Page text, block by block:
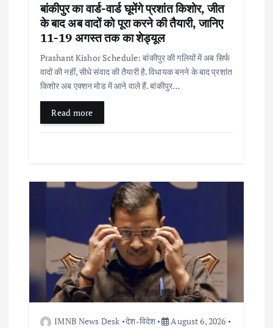
बांकीपुर का वार्ड-वार्ड घूमेंगे प्रशांत किशोर, जीत
के बाद अब वादों को पूरा करने की तैयारी, जानिए
11-19 अगस्त तक का शेड्यूल
Prashant Kishor Schedule: बांकीपुर की गलियों में अब सिर्फ
वादों की नहीं, सीधे संवाद की तैयारी है. विधायक बनने के बाद प्रशांत
किशोर अब एक्शन मोड में आने वाले हैं. बांकीपुर…
Read more
IMNB News Desk देश-विदेश
August 6, 2026